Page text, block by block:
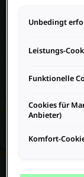
gleichwertiges
Hieraus können
als Betroffener
nicht
erlangen
und Freiheiten
Sollten Sie
oder
dann stimmen
Unbedingt
Leistungs-
Funktionelle
Cookies für
Anbieter)
Komfort-